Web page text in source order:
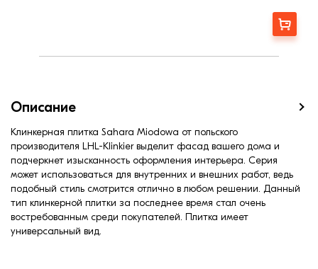
Заказать
Описание
Клинкерная плитка Sahara Miodowa от польского
производителя LHL-Klinkier выделит фасад вашего дома и
подчеркнет изысканность оформления интерьера. Серия
может использоваться для внутренних и внешних работ, ведь
подобный стиль смотрится отлично в любом решении. Данный
тип клинкерной плитки за последнее время стал очень
востребованным среди покупателей. Плитка имеет
универсальный вид.